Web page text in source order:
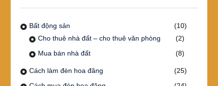
Bất động sản
(10)
Cho thuê nhà đất – cho thuê văn phòng
(2)
Mua bán nhà đất
(8)
Cách làm đèn hoa đăng
(25)